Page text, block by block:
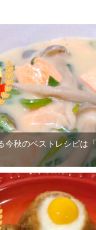
今秋のベストレシピは